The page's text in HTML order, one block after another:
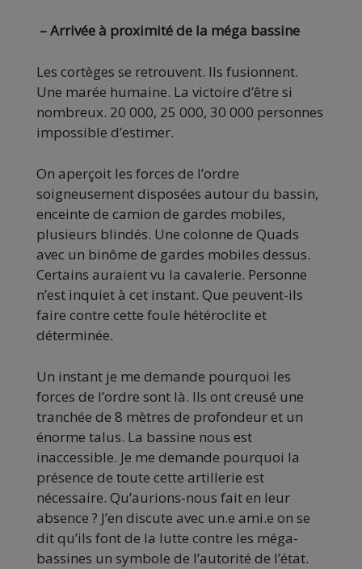
– Arrivée à proximité de la méga bassine
Les cortèges se retrouvent. Ils fusionnent.
Une marée humaine. La victoire d’être si
nombreux. 20 000, 25 000, 30 000 personnes
impossible d’estimer.
On aperçoit les forces de l’ordre
soigneusement disposées autour du bassin,
enceinte de camion de gardes mobiles,
plusieurs blindés. Une colonne de Quads
avec un binôme de gardes mobiles dessus.
Certains auraient vu la cavalerie. Personne
n’est inquiet à cet instant. Que peuvent-ils
faire contre cette foule hétéroclite et
déterminée.
Un instant je me demande pourquoi les
forces de l’ordre sont là. Ils ont creusé une
tranchée de 8 mètres de profondeur et un
énorme talus. La bassine nous est
inaccessible. Je me demande pourquoi la
présence de toute cette artillerie est
nécessaire. Qu’aurions-nous fait en leur
absence ? J’en discute avec un.e ami.e on se
dit qu’ils font de la lutte contre les méga-
bassines un symbole de l’autorité de l’état.